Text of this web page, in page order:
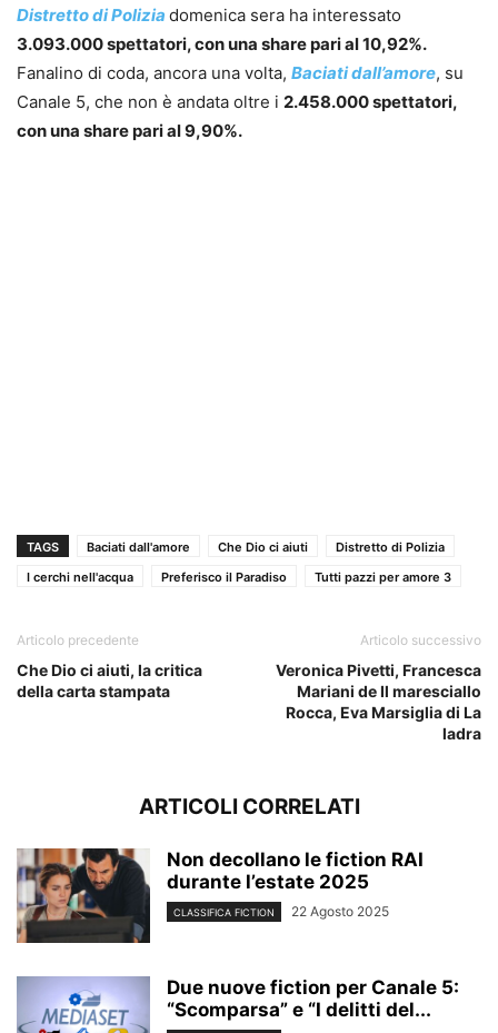
Distretto di Polizia domenica sera ha interessato
3.093.000 spettatori, con una share pari al 10,92%.
Fanalino di coda, ancora una volta, Baciati dall’amore, su
Canale 5, che non è andata oltre i 2.458.000 spettatori,
con una share pari al 9,90%.
TAGS Baciati dall'amore Che Dio ci aiuti
Distretto di Polizia
I cerchi nell'acqua
Preferisco il Paradiso Tutti pazzi per amore 3
Articolo precedente
Che Dio ci aiuti, la critica
della carta stampata
Articolo successivo
Veronica Pivetti, Francesca
Mariani de Il maresciallo
Rocca, Eva Marsiglia di La
ladra
ARTICOLI CORRELATI
Non decollano le fiction RAI
durante l’estate 2025
CLASSIFICA FICTION 22 Agosto 2025
Due nuove fiction per Canale 5:
“Scomparsa” e “I delitti del...